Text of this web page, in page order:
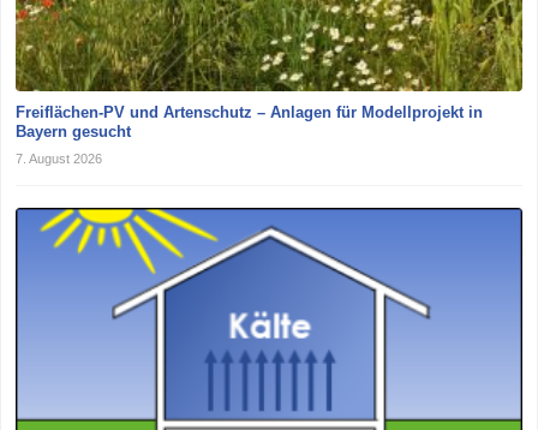
Freiflächen-PV und Artenschutz – Anlagen für Modellprojekt in
Bayern gesucht
7. August 2026